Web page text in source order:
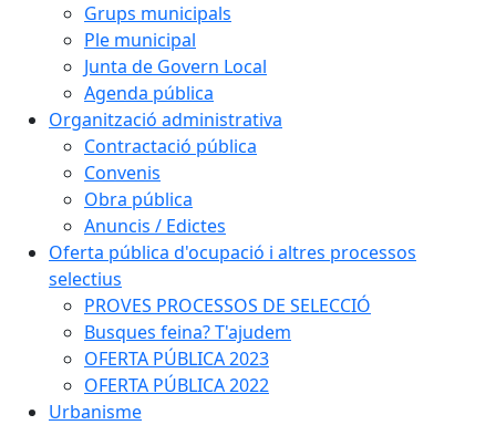
Grups municipals
Ple municipal
Junta de Govern Local
Agenda pública
Organització administrativa
Contractació pública
Convenis
Obra pública
Anuncis / Edictes
Oferta pública d'ocupació i altres processos
selectius
PROVES PROCESSOS DE SELECCIÓ
Busques feina? T'ajudem
OFERTA PÚBLICA 2023
OFERTA PÚBLICA 2022
Urbanisme